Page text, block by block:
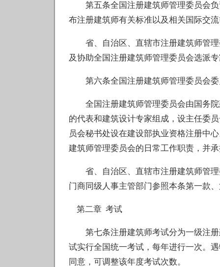
第五条全国注册建筑师管理委员会负
布注册建筑师有关标准以及相关国际交
省、自治区、直辖市注册建筑师管理
及协助全国注册建筑师管理委员会选派
第六条全国注册建筑师管理委员会委
全国注册建筑师管理委员会由国务院
的代表和建筑设计专家组成，设主任委
员会秘书处设在建设部执业资格注册中
建筑师管理委员会的日常工作职责，并
省、自治区、直辖市注册建筑师管理
门商同级人事主管部门参照本条第一款
第二章 考试
第七条注册建筑师考试分为一级注册
试实行全国统一考试，每年进行一次。
同意，可调整该年度考试次数。